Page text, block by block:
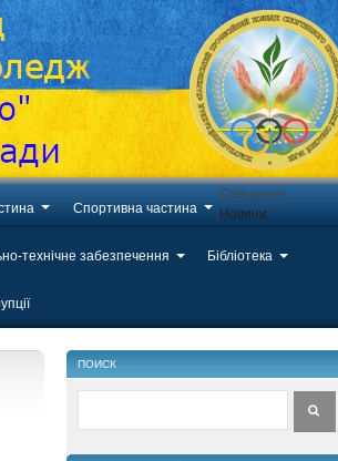
Спортивна частина
технічне забезпечення Бібліотека
Categories
Новини
ПОИСК